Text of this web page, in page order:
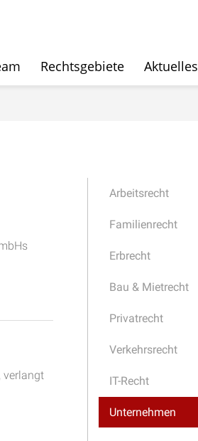
Rechtsgebiete Aktuelles
Arbeitsrecht
Familienrecht
Erbrecht
Bau & Mietrecht
Privatrecht
Verkehrsrecht
IT-Recht
Unternehmen
verlangt